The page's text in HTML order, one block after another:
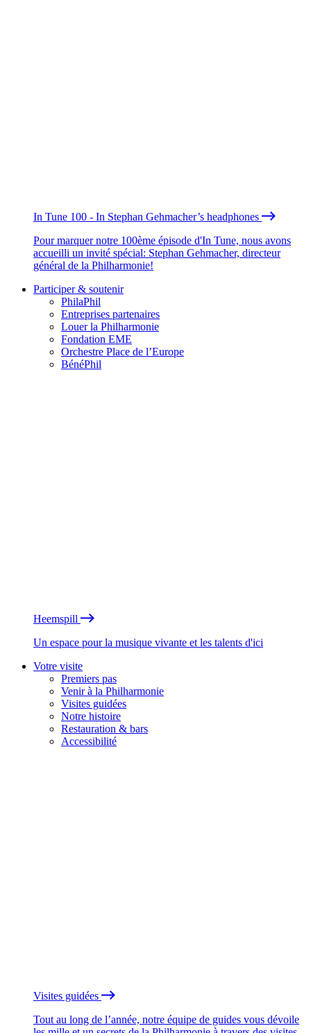
In Tune 100 - In Stephan Gehmacher’s headphones
Pour marquer notre 100ème épisode d'In Tune, nous avons
accueilli un invité spécial: Stephan Gehmacher, directeur
général de la Philharmonie!
Participer & soutenir
PhilaPhil
Entreprises partenaires
Louer la Philharmonie
Fondation EME
Orchestre Place de l’Europe
BénéPhil
Heemspill
Un espace pour la musique vivante et les talents d'ici
Votre visite
Premiers pas
Venir à la Philharmonie
Visites guidées
Notre histoire
Restauration & bars
Accessibilité
Visites guidées
Tout au long de l’année, notre équipe de guides vous dévoile